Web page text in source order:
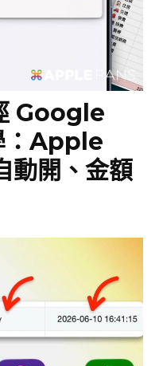
Google
：Apple
動開、金額